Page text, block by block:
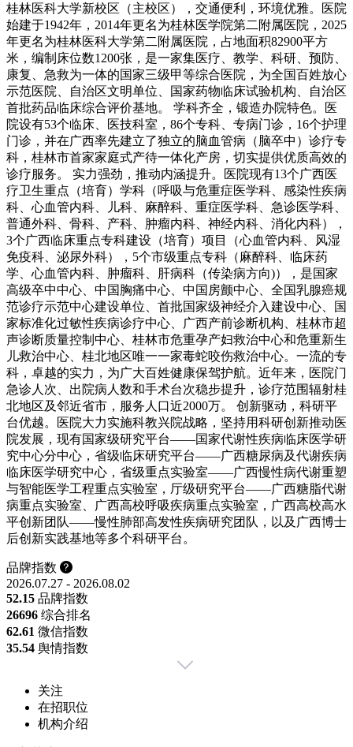
桂林医科大学新校区（主校区），交通便利，环境优雅。医院
始建于1942年，2014年更名为桂林医学院第二附属医院，2025
年更名为桂林医科大学第二附属医院，占地面积82900平方
米，编制床位数1200张，是一家集医疗、教学、科研、预防、
康复、急救为一体的国家三级甲等综合医院，为全国百姓放心
示范医院、自治区文明单位、国家药物临床试验机构、自治区
首批药品临床综合评价基地。 学科齐全，锻造办院特色。医
院设有53个临床、医技科室，86个专科、专病门诊，16个护理
门诊，并在广西率先建立了独立的脑血管病（脑卒中）诊疗专
科，桂林市首家家庭式产待一体化产房，切实提供优质高效的
诊疗服务。 实力强劲，推动内涵提升。医院现有13个广西医
疗卫生重点（培育）学科（呼吸与危重症医学科、感染性疾病
科、心血管内科、儿科、麻醉科、重症医学科、急诊医学科、
普通外科、骨科、产科、肿瘤内科、神经内科、消化内科），
3个广西临床重点专科建设（培育）项目（心血管内科、风湿
免疫科、泌尿外科），5个市级重点专科（麻醉科、临床药
学、心血管内科、肿瘤科、肝病科（传染病方向)），是国家
高级卒中中心、中国胸痛中心、中国房颤中心、全国乳腺癌规
范诊疗示范中心建设单位、首批国家级神经介入建设中心、国
家标准化过敏性疾病诊疗中心、广西产前诊断机构、桂林市超
声诊断质量控制中心、桂林市危重孕产妇救治中心和危重新生
儿救治中心、桂北地区唯一一家毒蛇咬伤救治中心。一流的专
科，卓越的实力，为广大百姓健康保驾护航。近年来，医院门
急诊人次、出院病人数和手术台次稳步提升，诊疗范围辐射桂
北地区及邻近省市，服务人口近2000万。 创新驱动，科研平
台优越。医院大力实施科教兴院战略，坚持用科研创新推动医
院发展，现有国家级研究平台——国家代谢性疾病临床医学研
究中心分中心，省级临床研究平台——广西糖尿病及代谢疾病
临床医学研究中心，省级重点实验室——广西慢性病代谢重塑
与智能医学工程重点实验室，厅级研究平台——广西糖脂代谢
病重点实验室、广西高校呼吸疾病重点实验室，广西高校高水
平创新团队——慢性肺部高发性疾病研究团队，以及广西博士
后创新实践基地等多个科研平台。
品牌指数
2026.07.27 - 2026.08.02
52.15 品牌指数
26696 综合排名
62.61 微信指数
35.54 舆情指数
关注
在招职位
机构介绍